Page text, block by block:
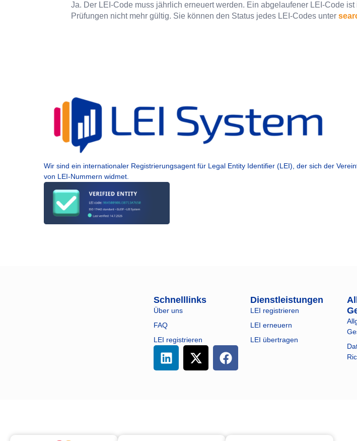
Ja. Der LEI-Code muss jährlich erneuert werden. Ein abgelaufener LEI-Code
Prüfungen nicht mehr gültig. Sie können den Status jedes LEI-Codes unter
Wir sind ein internationaler Registrierungsagent für Legal Entity Identifier (LEI), der sich der
von LEI-Nummern widmet.
Schnelllinks
Über uns
FAQ
LEI registrieren
Dienstleistungen
LEI registrieren
LEI erneuern
LEI übertragen